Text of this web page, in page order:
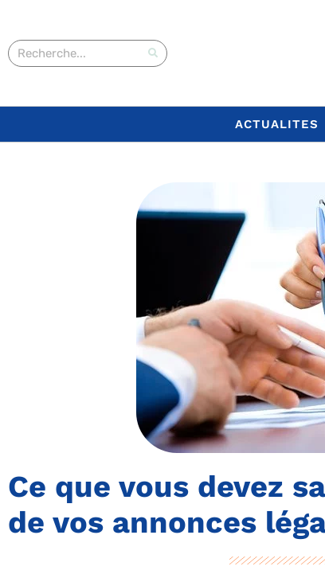
ACTUALITES
Ce que vous devez
de vos annonces